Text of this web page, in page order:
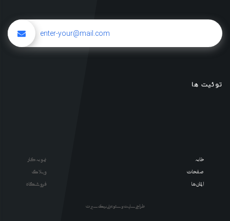
توئیت ها
خانه
صفحات
المان ها
نمونه کار
وبلاگ
فروشگاه
طراحی سایت و سئو : علی نیک سیرت